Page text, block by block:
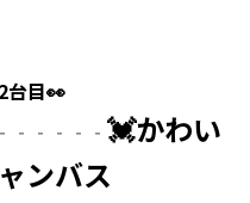
台目👀
💓かわい
ンバス